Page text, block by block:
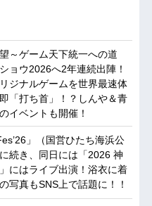
～ゲーム天下統一への道
ョウ2026へ2年連続出陣！
ジナルゲームを世界最速体
「打ち首」！？しんや＆青
イベントも開催！
」（国営ひたち海浜公
続き、同日には「2026 神
にはライブ出演！浴衣に着
写真もSNS上で話題に！！